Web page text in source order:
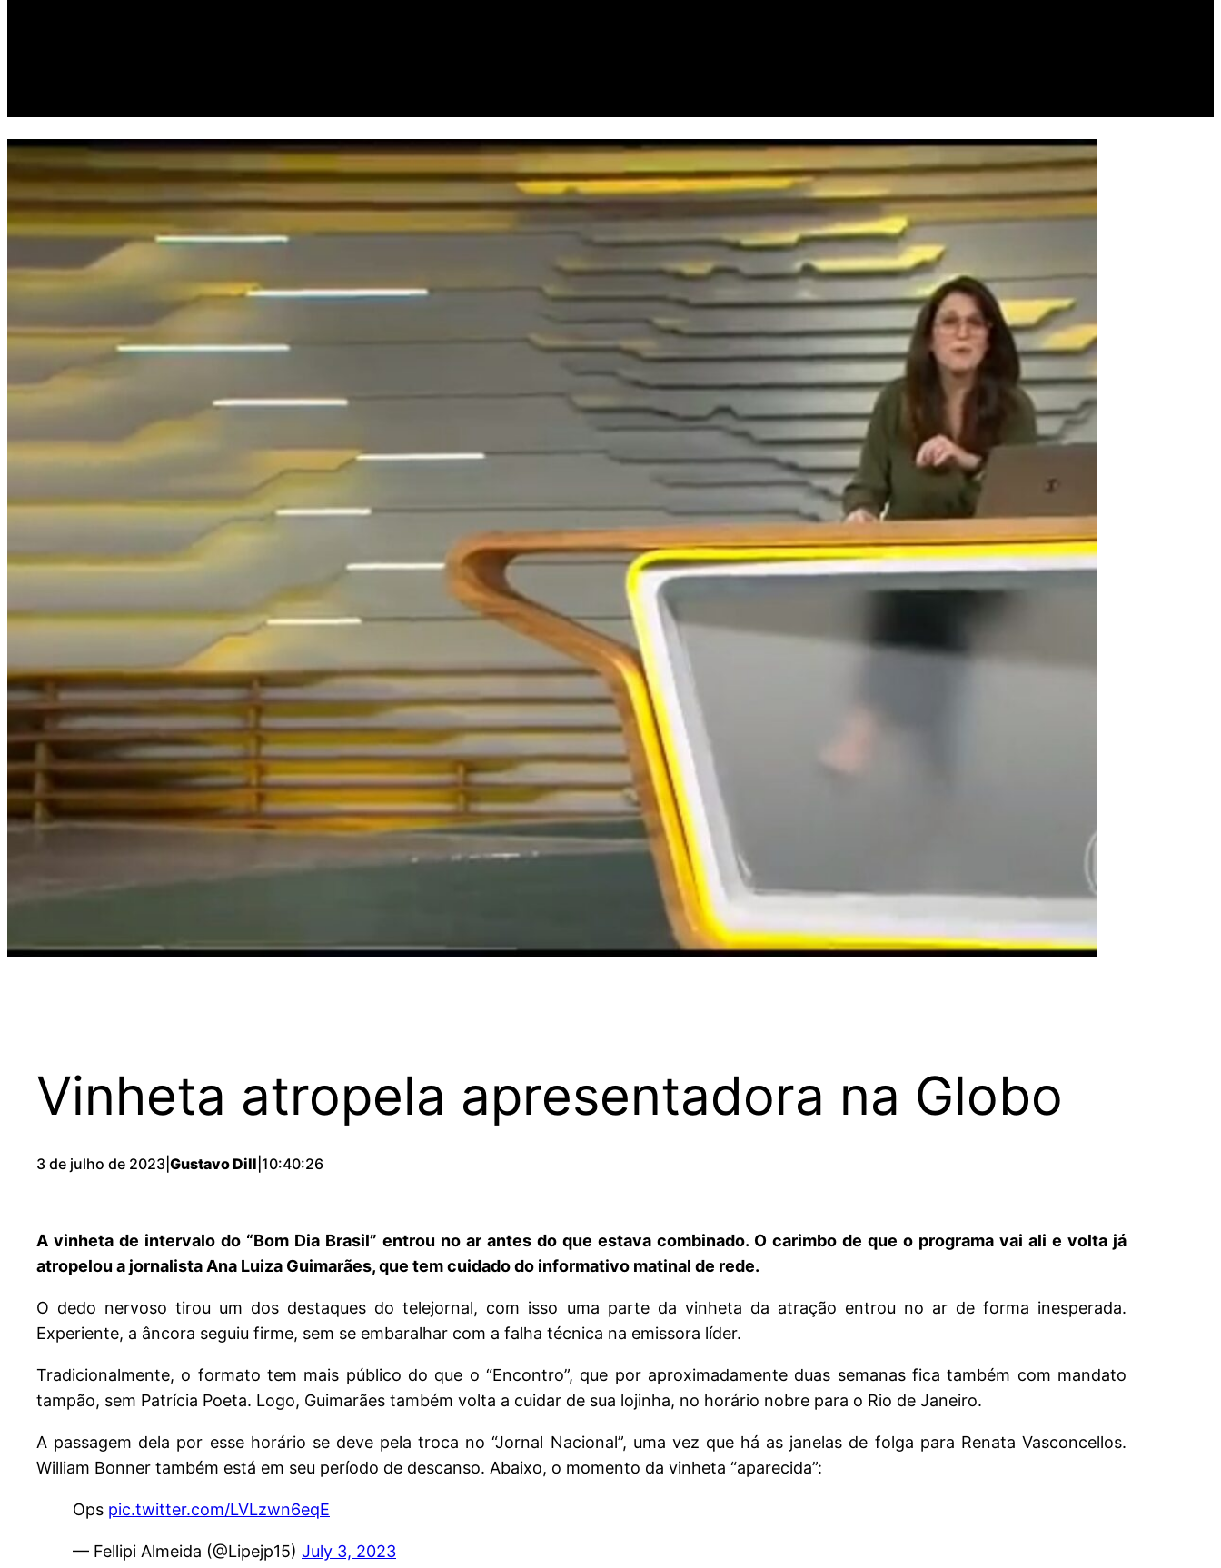
Vinheta atropela apresentadora na Globo
3 de julho de 2023 Gustavo Dill 10:40:26
A vinheta de intervalo do “Bom Dia Brasil” entrou no ar antes do que estava combinado. O carimbo de que o programa vai ali e volta já
atropelou a jornalista Ana Luiza Guimarães, que tem cuidado do informativo matinal de rede.
O dedo nervoso tirou um dos destaques do telejornal, com isso uma parte da vinheta da atração entrou no ar de forma inesperada.
Experiente, a âncora seguiu firme, sem se embaralhar com a falha técnica na emissora líder.
Tradicionalmente, o formato tem mais público do que o “Encontro”, que por aproximadamente duas semanas fica também com mandato
tampão, sem Patrícia Poeta. Logo, Guimarães também volta a cuidar de sua lojinha, no horário nobre para o Rio de Janeiro.
A passagem dela por esse horário se deve pela troca no “Jornal Nacional”, uma vez que há as janelas de folga para Renata Vasconcellos.
William Bonner também está em seu período de descanso. Abaixo, o momento da vinheta “aparecida”:
Ops pic.twitter.com/LVLzwn6eqE
— Fellipi Almeida (@Lipejp15) July 3, 2023